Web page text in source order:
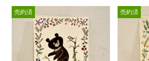
売約済 売約済